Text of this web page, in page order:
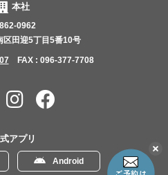
こ
本社
0962
区田迎5丁目5番10号
FAX : 096-377-7708
Instagram
Facebook
アプリ
Android